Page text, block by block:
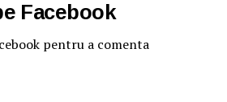
Facebook
pentru a comenta